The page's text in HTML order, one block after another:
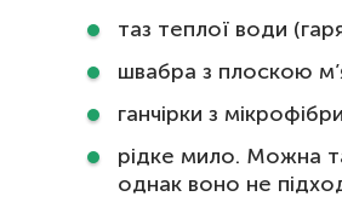
таз теплої води
швабра з плоскою
ганчірки з
рідке мило. Можна
однак воно не